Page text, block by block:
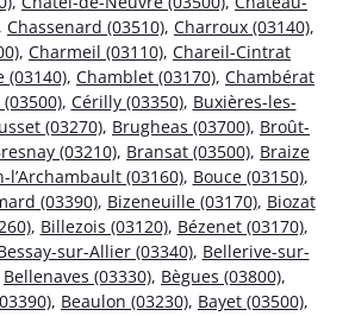
, Chassenard (03510), Charroux (03140),
, Charmeil (03110), Chareil-Cintrat
(03140), Chamblet (03170), Chambérat
, Cérilly (03350), Buxières-les-
(03270), Brugheas (03700), Broût-
(03210), Bransat (03500), Braize
l’Archambault (03160), Bouce (03150),
(03390), Bizeneuille (03170), Biozat
, Billezois (03120), Bézenet (03170),
sur-Allier (03340), Bellerive-sur-
Bellenaves (03330), Bègues (03800),
, Beaulon (03230), Bayet (03500),